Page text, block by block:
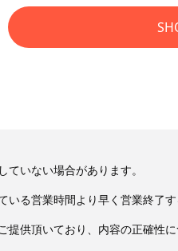
いない場合があります。
る営業時間より早く営業終了す
供頂いており、内容の正確性